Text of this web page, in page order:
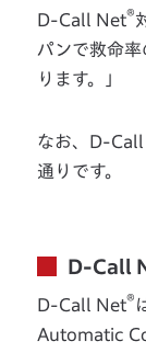
D-Call Net®
パンで救命
ります。」
なお、D-
通りです。
D-Call
D-Call Net®
Automatic